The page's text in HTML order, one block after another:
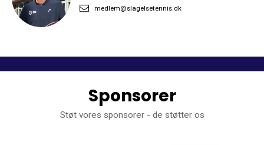
medlem@slagelsetennis.dk
Sponsorer
Støt vores sponsorer - de støtter os